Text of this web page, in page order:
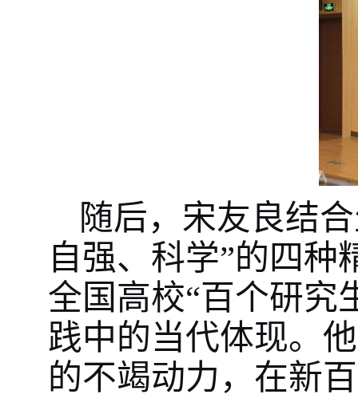
随后，宋友良结
自强、科学”的四
全国高校“百个研究
践中的当代体现。
的不竭动力，在新